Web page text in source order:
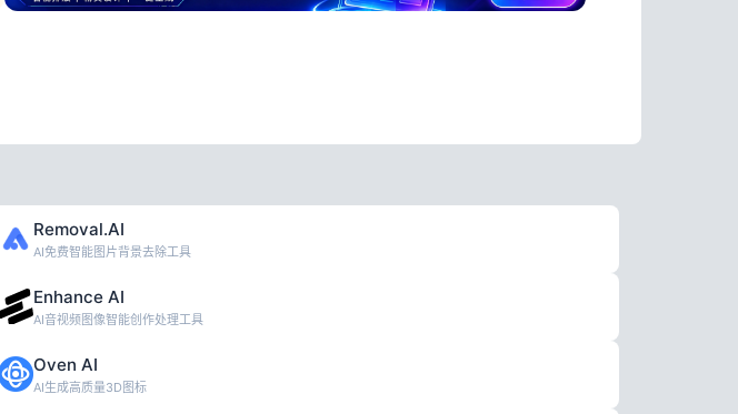
Removal.AI
AI免费智能图片背景去除工具
Enhance AI
AI音视频图像智能创作处理工具
Oven AI
AI生成高质量3D图标